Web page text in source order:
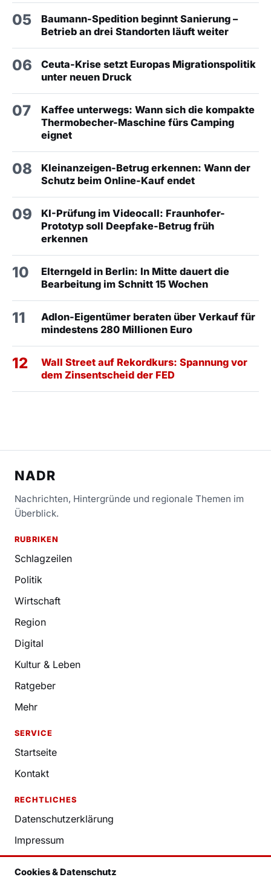
Cookies & Datenschutz
05
Baumann-Spedition beginnt Sanierung –
Betrieb an drei Standorten läuft weiter
06
Ceuta-Krise setzt Europas Migrationspolitik
unter neuen Druck
07
Kaffee unterwegs: Wann sich die kompakte
Thermobecher-Maschine fürs Camping
eignet
08
Kleinanzeigen-Betrug erkennen: Wann der
Schutz beim Online-Kauf endet
09
KI-Prüfung im Videocall: Fraunhofer-
Prototyp soll Deepfake-Betrug früh
erkennen
10
Elterngeld in Berlin: In Mitte dauert die
Bearbeitung im Schnitt 15 Wochen
11
Adlon-Eigentümer beraten über Verkauf für
mindestens 280 Millionen Euro
12
Wall Street auf Rekordkurs: Spannung vor
dem Zinsentscheid der FED
NADR
Nachrichten, Hintergründe und regionale Themen im
Überblick.
RUBRIKEN
Schlagzeilen
Politik
Wirtschaft
Region
Digital
Kultur & Leben
Ratgeber
Mehr
SERVICE
Startseite
Kontakt
RECHTLICHES
Datenschutzerklärung
Impressum
Nutzungsbedingungen